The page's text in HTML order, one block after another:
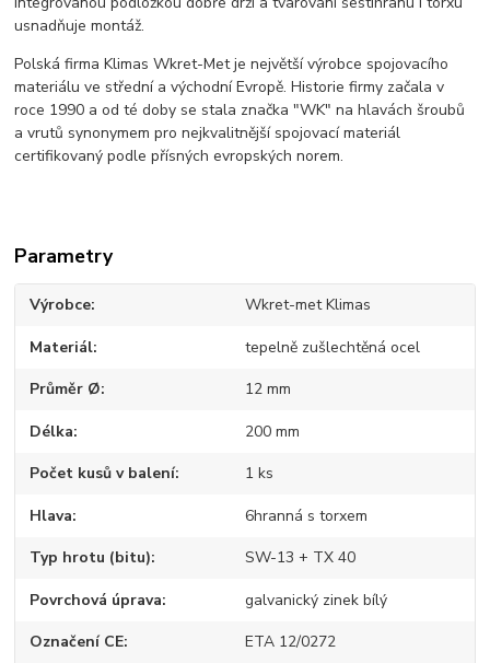
usnadňuje montáž.
Polská firma Klimas Wkret-Met je největší výrobce spojovacího
materiálu ve střední a východní Evropě. Historie firmy začala v
roce 1990 a od té doby se stala značka "WK" na hlavách šroubů
a vrutů synonymem pro nejkvalitnější spojovací materiál
certifikovaný podle přísných evropských norem.
Parametry
Výrobce Wkret-met Klimas
Materiál tepelně zušlechtěná ocel
Průměr Ø 12 mm
Délka 200 mm
Počet kusů v balení 1 ks
Hlava 6hranná s torxem
Typ hrotu (bitu) SW-13 + TX 40
Povrchová úprava galvanický zinek bílý
Označení CE ETA 12/0272